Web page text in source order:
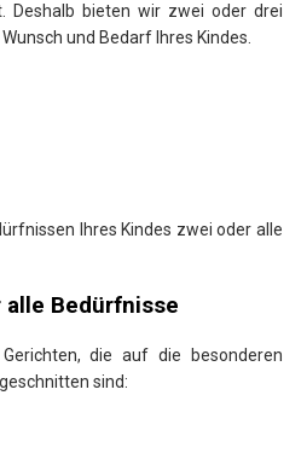
Deshalb bieten wir zwei oder drei
und Bedarf Ihres Kindes.
Ihres Kindes zwei oder alle
alle Bedürfnisse
die auf die besonderen
sind: